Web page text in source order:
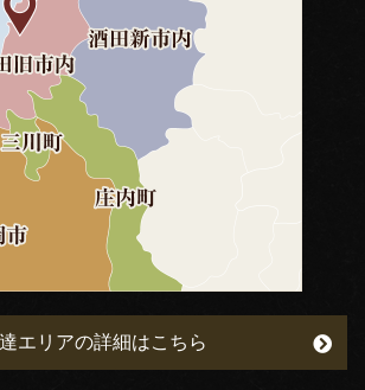
エリアの詳細はこちら